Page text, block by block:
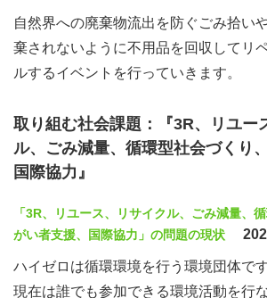
自然界への廃棄物流出を防ぐごみ拾い
棄されないように不用品を回収してリ
ルするイベントを行っていきます。
取り組む社会課題：『3R、リユー
ル、ごみ減量、循環型社会づくり
国際協力』
「3R、リユース、リサイクル、ごみ減量、
がい者支援、国際協力」の問題の現状
ハイゼロは循環環境を行う環境団体です
現在は誰でも参加できる環境活動を行